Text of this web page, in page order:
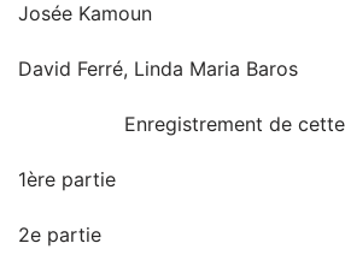
Josée Kamoun
David Ferré, Linda Maria Baros
Enregistrement de
1ère partie
2e partie